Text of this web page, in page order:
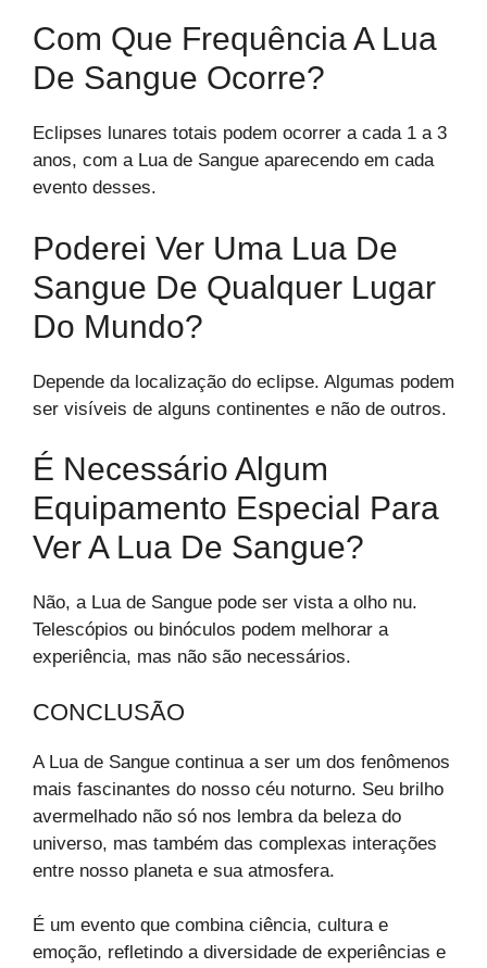
Com Que Frequência A Lua
De Sangue Ocorre?
Eclipses lunares totais podem ocorrer a cada 1 a 3
anos, com a Lua de Sangue aparecendo em cada
evento desses.
Poderei Ver Uma Lua De
Sangue De Qualquer Lugar
Do Mundo?
Depende da localização do eclipse. Algumas podem
ser visíveis de alguns continentes e não de outros.
É Necessário Algum
Equipamento Especial Para
Ver A Lua De Sangue?
Não, a Lua de Sangue pode ser vista a olho nu.
Telescópios ou binóculos podem melhorar a
experiência, mas não são necessários.
CONCLUSÃO
A Lua de Sangue continua a ser um dos fenômenos
mais fascinantes do nosso céu noturno. Seu brilho
avermelhado não só nos lembra da beleza do
universo, mas também das complexas interações
entre nosso planeta e sua atmosfera.
É um evento que combina ciência, cultura e
emoção, refletindo a diversidade de experiências e